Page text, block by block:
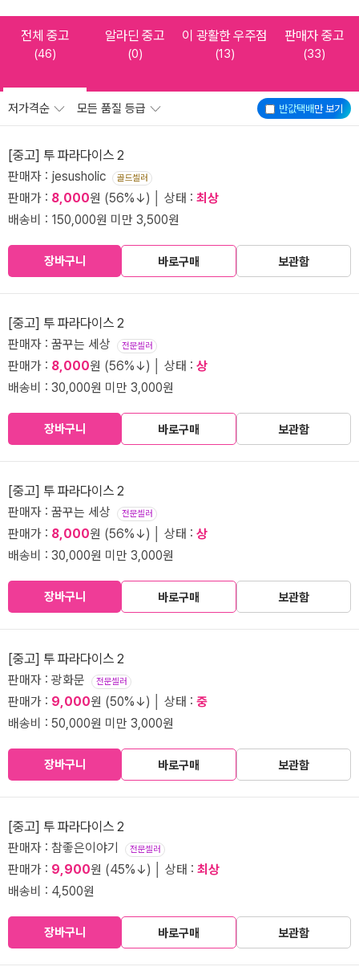
전체 중고
(46)
알라딘 중고
(0)
이 광활한 우주점
(13)
판매자 중고
(33)
반값택배만 보기
저가격순 모든 품질 등급
[중고] 투 파라다이스 2
판매자 : jesusholic 골드셀러
판매가 : 8,000원 (56%↓) │ 상태 : 최상
배송비 : 150,000원 미만 3,500원
장바구니 바로구매 보관함
[중고] 투 파라다이스 2
판매자 : 꿈꾸는 세상 전문셀러
판매가 : 8,000원 (56%↓) │ 상태 : 상
배송비 : 30,000원 미만 3,000원
장바구니 바로구매 보관함
[중고] 투 파라다이스 2
판매자 : 꿈꾸는 세상 전문셀러
판매가 : 8,000원 (56%↓) │ 상태 : 상
배송비 : 30,000원 미만 3,000원
장바구니 바로구매 보관함
[중고] 투 파라다이스 2
판매자 : 광화문 전문셀러
판매가 : 9,000원 (50%↓) │ 상태 : 중
배송비 : 50,000원 미만 3,000원
장바구니 바로구매 보관함
[중고] 투 파라다이스 2
판매자 : 참좋은이야기 전문셀러
판매가 : 9,900원 (45%↓) │ 상태 : 최상
배송비 : 4,500원
장바구니 바로구매 보관함